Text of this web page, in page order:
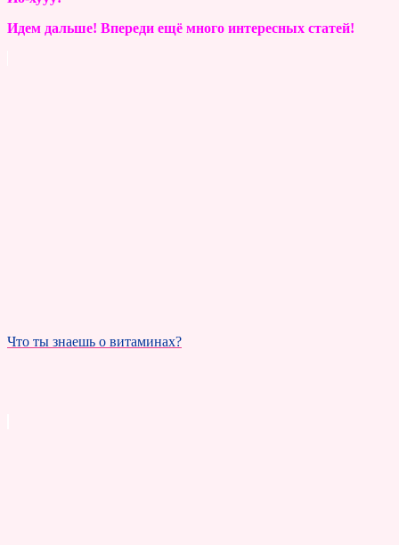
Идем дальше! Впереди ещё много интересных статей!
Что ты знаешь о витаминах?